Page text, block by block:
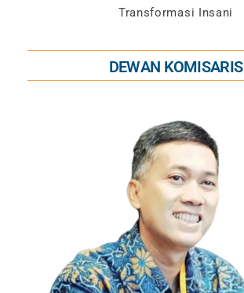
Transformasi Insani
DEWAN KOMISARIS